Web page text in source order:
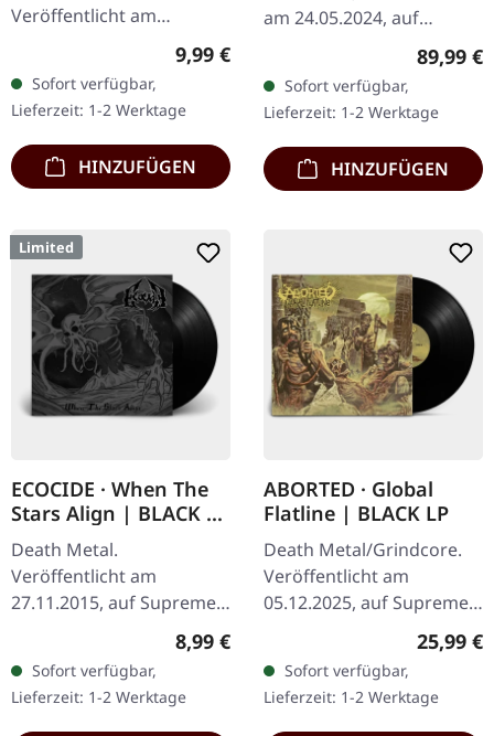
Veröffentlicht am
19.01.2002, auf Supreme
Chaos Records. CD im
Jewelcase. Neuauflage mit
neuem Artwork,…
Regulärer Preis:
9,99 €
Sofort verfügbar,
Lieferzeit: 1-2 Werktage
HINZUFÜGEN
am 24.05.2024, auf
Supreme Chaos Records.
handgearbeitete Holzbox
mit graviertem…
89,99 €
Sofort verfügbar,
Lieferzeit: 1-2 Werktage
HINZUFÜGEN
Limited
ECOCIDE · When The
Stars Align | BLACK 7"
EP
Death Metal.
Veröffentlicht am
27.11.2015, auf Supreme
Chaos Records. Schweres
schwarzes 7" Vinyl im
dicken Cover. Limitiert auf
200 handnummerierte…
Regulärer Preis:
8,99 €
Sofort verfügbar,
Lieferzeit: 1-2 Werktage
ABORTED · Global
Flatline | BLACK LP
Death Metal/Grindcore.
Veröffentlicht am
05.12.2025, auf Supreme
Schwarzes Vinyl im
Gatefold-Cover. Vinyl-
Spezifikationen: ·
25,99 €
Sofort verfügbar,
Lieferzeit: 1-2 Werktage